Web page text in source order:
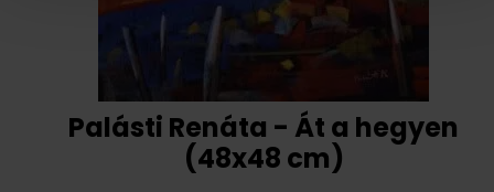
Palásti Renáta - Át a hegyen
(48x48 cm)